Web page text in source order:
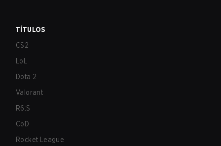
TÍTULOS
CS2
LoL
Dota 2
Valorant
R6:S
CoD
Rocket League